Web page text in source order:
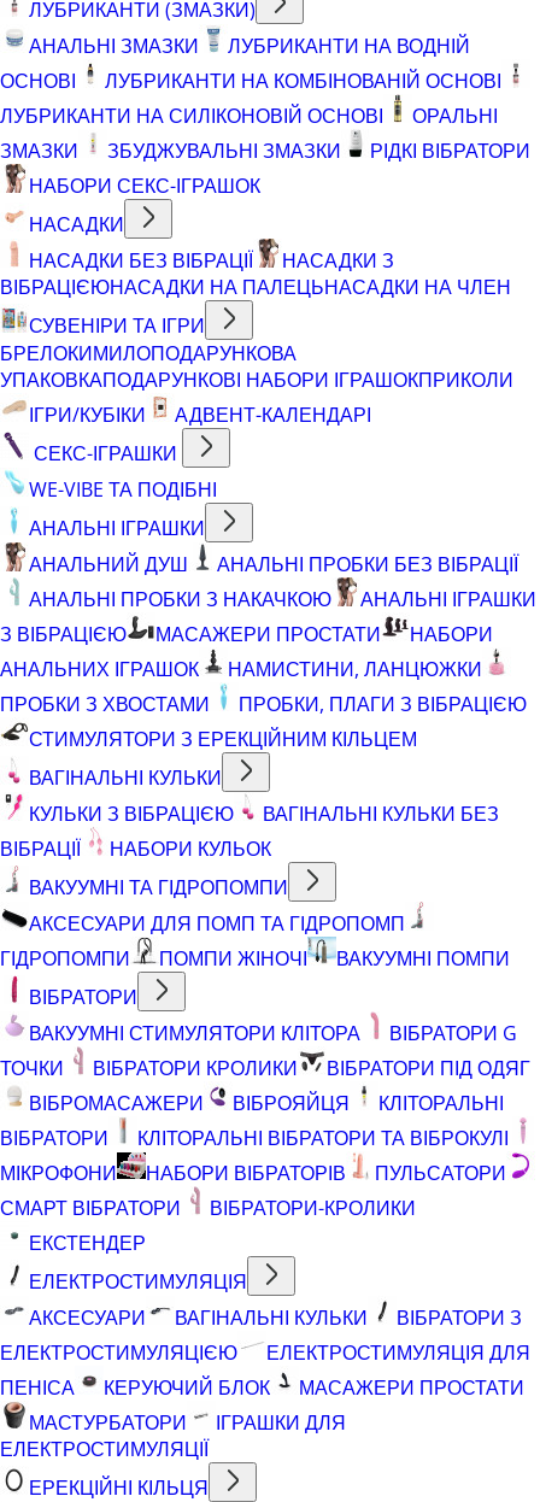
ЛУБРИКАНТИ (ЗМАЗКИ)
АНАЛЬНІ ЗМАЗКИ
ЛУБРИКАНТИ НА ВОДНІЙ
ОСНОВІ
ЛУБРИКАНТИ НА КОМБІНОВАНІЙ ОСНОВІ
ЛУБРИКАНТИ НА СИЛІКОНОВІЙ ОСНОВІ
ОРАЛЬНІ
ЗМАЗКИ
ЗБУДЖУВАЛЬНІ ЗМАЗКИ
РІДКІ ВІБРАТОРИ
НАБОРИ СЕКС-ІГРАШОК
НАСАДКИ
НАСАДКИ БЕЗ ВІБРАЦІЇ
НАСАДКИ З
ВІБРАЦІЄЮНАСАДКИ НА ПАЛЕЦЬНАСАДКИ НА ЧЛЕН
СУВЕНІРИ ТА ІГРИ
БРЕЛОКИМИЛОПОДАРУНКОВА
УПАКОВКАПОДАРУНКОВІ НАБОРИ ІГРАШОКПРИКОЛИ
ІГРИ/КУБІКИ
АДВЕНТ-КАЛЕНДАРІ
СЕКС-ІГРАШКИ
WE-VIBE ТА ПОДІБНІ
АНАЛЬНІ ІГРАШКИ
АНАЛЬНИЙ ДУШ
АНАЛЬНІ ПРОБКИ БЕЗ ВІБРАЦІЇ
АНАЛЬНІ ПРОБКИ З НАКАЧКОЮ
АНАЛЬНІ ІГРАШКИ
З ВІБРАЦІЄЮ
МАСАЖЕРИ ПРОСТАТИ
НАБОРИ
АНАЛЬНИХ ІГРАШОК
НАМИСТИНИ, ЛАНЦЮЖКИ
ПРОБКИ З ХВОСТАМИ
ПРОБКИ, ПЛАГИ З ВІБРАЦІЄЮ
СТИМУЛЯТОРИ З ЕРЕКЦІЙНИМ КІЛЬЦЕМ
ВАГІНАЛЬНІ КУЛЬКИ
КУЛЬКИ З ВІБРАЦІЄЮ
ВАГІНАЛЬНІ КУЛЬКИ БЕЗ
ВІБРАЦІЇ
НАБОРИ КУЛЬОК
ВАКУУМНІ ТА ГІДРОПОМПИ
АКСЕСУАРИ ДЛЯ ПОМП ТА ГІДРОПОМП
ГІДРОПОМПИ
ПОМПИ ЖІНОЧІ
ВАКУУМНІ ПОМПИ
ВІБРАТОРИ
ВАКУУМНІ СТИМУЛЯТОРИ КЛІТОРА
ВІБРАТОРИ G
ТОЧКИ
ВІБРАТОРИ КРОЛИКИ
ВІБРАТОРИ ПІД ОДЯГ
ВІБРОМАСАЖЕРИ
ВІБРОЯЙЦЯ
КЛІТОРАЛЬНІ
ВІБРАТОРИ
КЛІТОРАЛЬНІ ВІБРАТОРИ ТА ВІБРОКУЛІ
МІКРОФОНИ
НАБОРИ ВІБРАТОРІВ
ПУЛЬСАТОРИ
СМАРТ ВІБРАТОРИ
ВІБРАТОРИ-КРОЛИКИ
ЕКСТЕНДЕР
ЕЛЕКТРОСТИМУЛЯЦІЯ
АКСЕСУАРИ
ВАГІНАЛЬНІ КУЛЬКИ
ВІБРАТОРИ З
ЕЛЕКТРОСТИМУЛЯЦІЄЮ
ЕЛЕКТРОСТИМУЛЯЦІЯ ДЛЯ
ПЕНІСА
КЕРУЮЧИЙ БЛОК
МАСАЖЕРИ ПРОСТАТИ
МАСТУРБАТОРИ
ІГРАШКИ ДЛЯ
ЕЛЕКТРОСТИМУЛЯЦІЇ
ЕРЕКЦІЙНІ КІЛЬЦЯ